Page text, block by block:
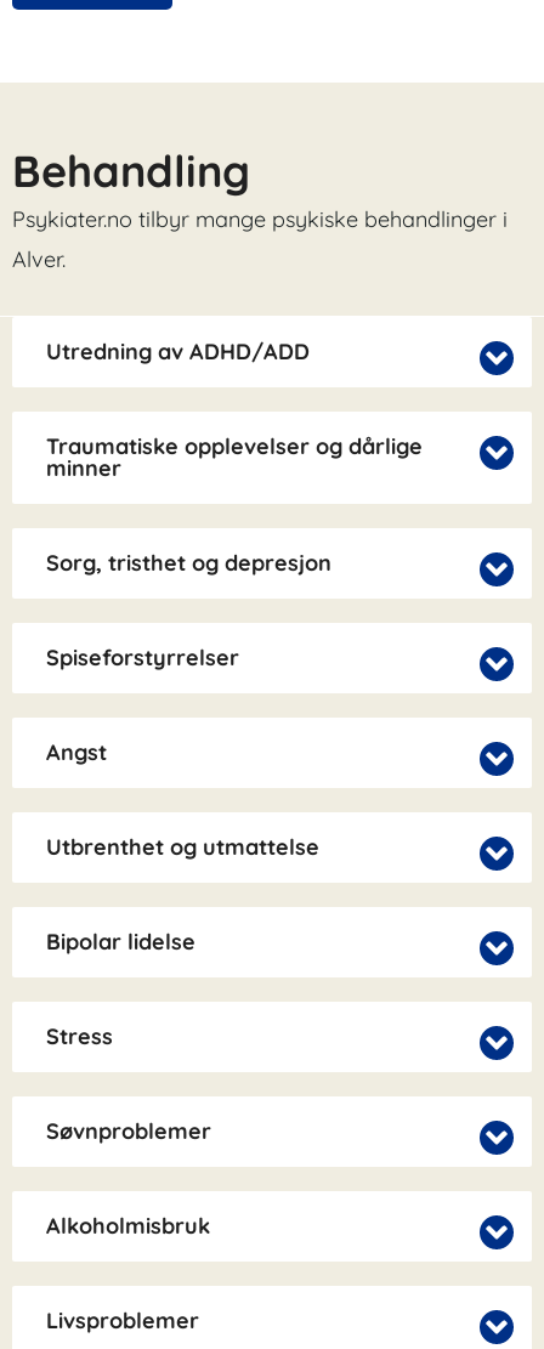
Behandling
Psykiater.no tilbyr mange psykiske behandlinger i
Alver.
Utredning av ADHD/ADD
Traumatiske opplevelser og dårlige
minner
Sorg, tristhet og depresjon
Spiseforstyrrelser
Angst
Utbrenthet og utmattelse
Bipolar lidelse
Stress
Søvnproblemer
Alkoholmisbruk
Livsproblemer